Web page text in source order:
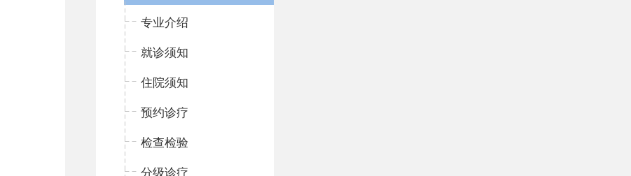
专业介绍
就诊须知
住院须知
预约诊疗
检查检验
分级诊疗